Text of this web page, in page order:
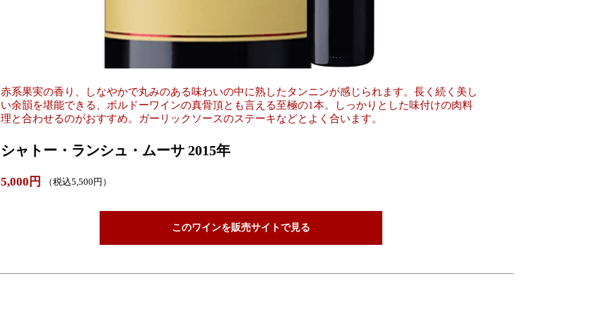
赤系果実の香り、しなやかで丸みのある味わいの中に熟したタンニンが感じられます。長く続く美し
い余韻を堪能できる、ボルドーワインの真骨頂とも言える至極の1本。しっかりとした味付けの肉料
理と合わせるのがおすすめ。ガーリックソースのステーキなどとよく合います。
シャトー・ランシュ・ムーサ 2015年
5,000円 （税込5,500円）
このワインを販売サイトで見る